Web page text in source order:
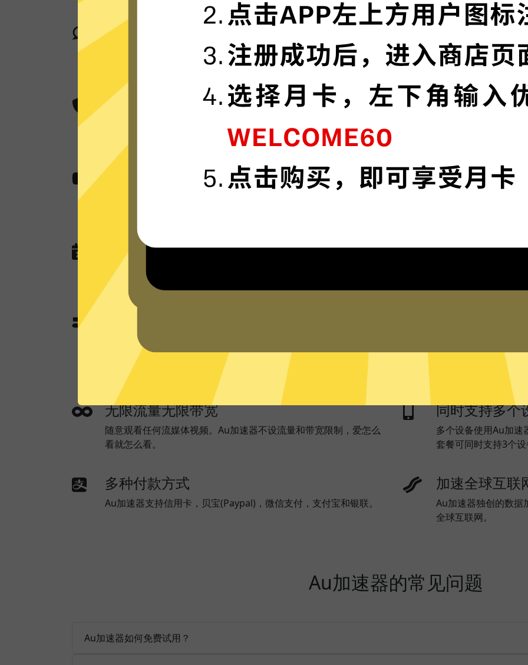
卓越的连接稳定性
Au加速器采用行业领先的自研发通信协议，深度保护特征，不论您
身在何处，都可轻松加速。
多语言界面
Au加速器提供多种
超群的数据加密 高级数据泄漏
无国界内容 保护您的IP地
无任何网络或连接记录
Au加速器现在没有未来也不会记录任何登录历史，网络活动，DNS
查询，以及任何可以用于识别跟踪您的信息。
在线客服
Au加速器独有的分流模式会智能判断需要加速的网络流量，并为其
使用加速功能；不需要加速的本地流量，比如百度或者美团，则使用
本地网络来优化网速。全局模式则所有流量都走Au加速器。
硬盘内。无硬盘服
无限流量无限带宽
随意观看任何流媒体视频。Au加速器不设流量和带宽限制，爱怎么
看就怎么看。
同时支持多个
多个设备使用Au加
套餐可同时支持3个
多种付款方式
Au加速器支持信用卡，贝宝(Paypal)，微信支付，支付宝和银联。
加速全球互联
Au加速器独创的数据
全球互联网。
Au加速器的常见问题
Au加速器如何免费试用？